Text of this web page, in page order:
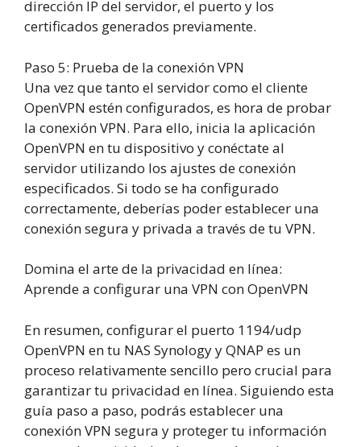
dirección IP del servidor, el puerto y los
certificados generados previamente.
Paso 5: Prueba de la conexión VPN
Una vez que tanto el servidor como el cliente
OpenVPN estén configurados, es hora de probar
la conexión VPN. Para ello, inicia la aplicación
OpenVPN en tu dispositivo y conéctate al
servidor utilizando los ajustes de conexión
especificados. Si todo se ha configurado
correctamente, deberías poder establecer una
conexión segura y privada a través de tu VPN.
Domina el arte de la privacidad en línea:
Aprende a configurar una VPN con OpenVPN
En resumen, configurar el puerto 1194/udp
OpenVPN en tu NAS Synology y QNAP es un
proceso relativamente sencillo pero crucial para
garantizar tu privacidad en línea. Siguiendo esta
guía paso a paso, podrás establecer una
conexión VPN segura y proteger tu información